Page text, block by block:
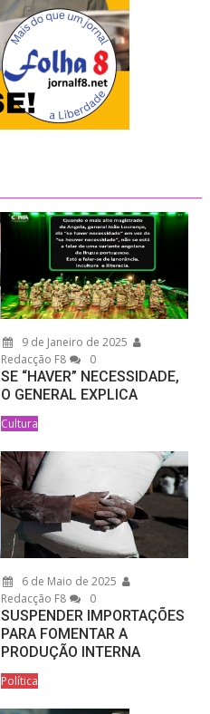
9 de Janeiro de 2025
Redacção F8
0
SE “HAVER” NECESSIDADE,
O GENERAL EXPLICA
Cultura
6 de Maio de 2025
Redacção F8
0
SUSPENDER IMPORTAÇÕES
PARA FOMENTAR A
PRODUÇÃO INTERNA
Política